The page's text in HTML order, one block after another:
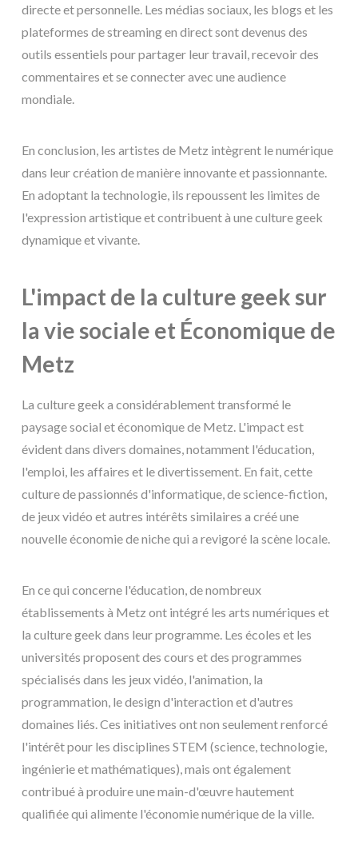
directe et personnelle. Les médias sociaux, les blogs et les
plateformes de streaming en direct sont devenus des
outils essentiels pour partager leur travail, recevoir des
commentaires et se connecter avec une audience
mondiale.
En conclusion, les artistes de Metz intègrent le numérique
dans leur création de manière innovante et passionnante.
En adoptant la technologie, ils repoussent les limites de
l'expression artistique et contribuent à une culture geek
dynamique et vivante.
L'impact de la culture geek sur
la vie sociale et Économique de
Metz
La culture geek a considérablement transformé le
paysage social et économique de Metz. L'impact est
évident dans divers domaines, notamment l'éducation,
l'emploi, les affaires et le divertissement. En fait, cette
culture de passionnés d'informatique, de science-fiction,
de jeux vidéo et autres intérêts similaires a créé une
nouvelle économie de niche qui a revigoré la scène locale.
En ce qui concerne l'éducation, de nombreux
établissements à Metz ont intégré les arts numériques et
la culture geek dans leur programme. Les écoles et les
universités proposent des cours et des programmes
spécialisés dans les jeux vidéo, l'animation, la
programmation, le design d'interaction et d'autres
domaines liés. Ces initiatives ont non seulement renforcé
l'intérêt pour les disciplines STEM (science, technologie,
ingénierie et mathématiques), mais ont également
contribué à produire une main-d'œuvre hautement
qualifiée qui alimente l'économie numérique de la ville.